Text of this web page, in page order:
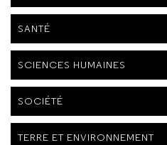
SANTÉ
SCIENCES HUMAINES
SOCIÉTÉ
TERRE ET ENVIRONNEMENT